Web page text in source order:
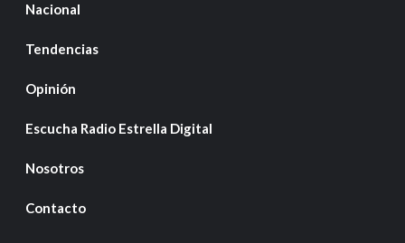
Nacional
Tendencias
Opinión
Escucha Radio Estrella Digital
Nosotros
Contacto